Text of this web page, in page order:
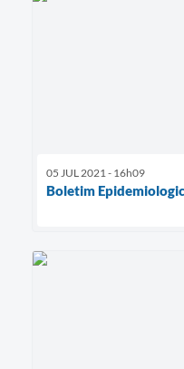
05 JUL 2021 - 16h09
Boletim